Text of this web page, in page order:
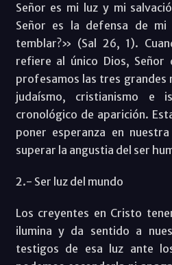
Señor es mi luz y mi
Señor es la defensa de mi
temblar?» (Sal 26, 1).
refiere al único Dios,
profesamos las tres grandes
judaísmo, cristianismo e
cronológico de aparición.
poner esperanza en
superar la angustia del ser
2.- Ser luz del mundo
Los creyentes en Cristo
ilumina y da sentido a
testigos de esa luz ante